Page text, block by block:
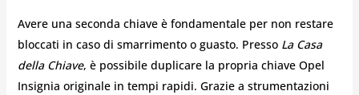
Avere una seconda chiave è fondamentale per non restare
bloccati in caso di smarrimento o guasto. Presso La Casa
della Chiave, è possibile duplicare la propria chiave Opel
Insignia originale in tempi rapidi. Grazie a strumentazioni